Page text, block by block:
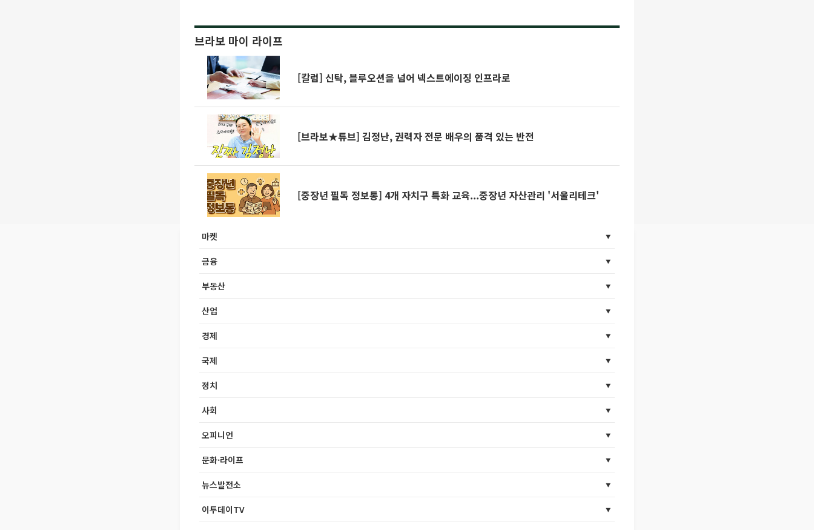
브라보 마이 라이프
[칼럼] 신탁, 블루오션을 넘어 넥스트에이징 인프라로
[브라보★튜브] 김정난, 권력자 전문 배우의 품격 있는 반전
[중장년 필독 정보통] 4개 자치구 특화 교육...중장년 자산관리 '서울리테크'
마켓
금융
부동산
산업
경제
국제
정치
사회
오피니언
문화·라이프
뉴스발전소
이투데이TV